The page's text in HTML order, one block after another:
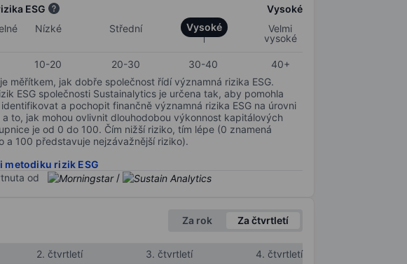
ESG
Vysoké
Nízké Střední Vysoké
Velmi
vysoké
10-20 20-30 30-40
40+
je měřítkem, jak dobře společnost řídí významná rizika ESG.
ESG společnosti Sustainalytics je určena tak, aby pomohla
a pochopit finančně významná rizika ESG na úrovni
a to, jak mohou ovlivnit dlouhodobou výkonnost kapitálových
je od 0 do 100. Čím nižší riziko, tím lépe (0 znamená
a 100 představuje nejzávažnější riziko).
metodiku rizik ESG
od
/
Za rok Za čtvrtletí
2. čtvrtletí 3. čtvrtletí
4. čtvrtletí